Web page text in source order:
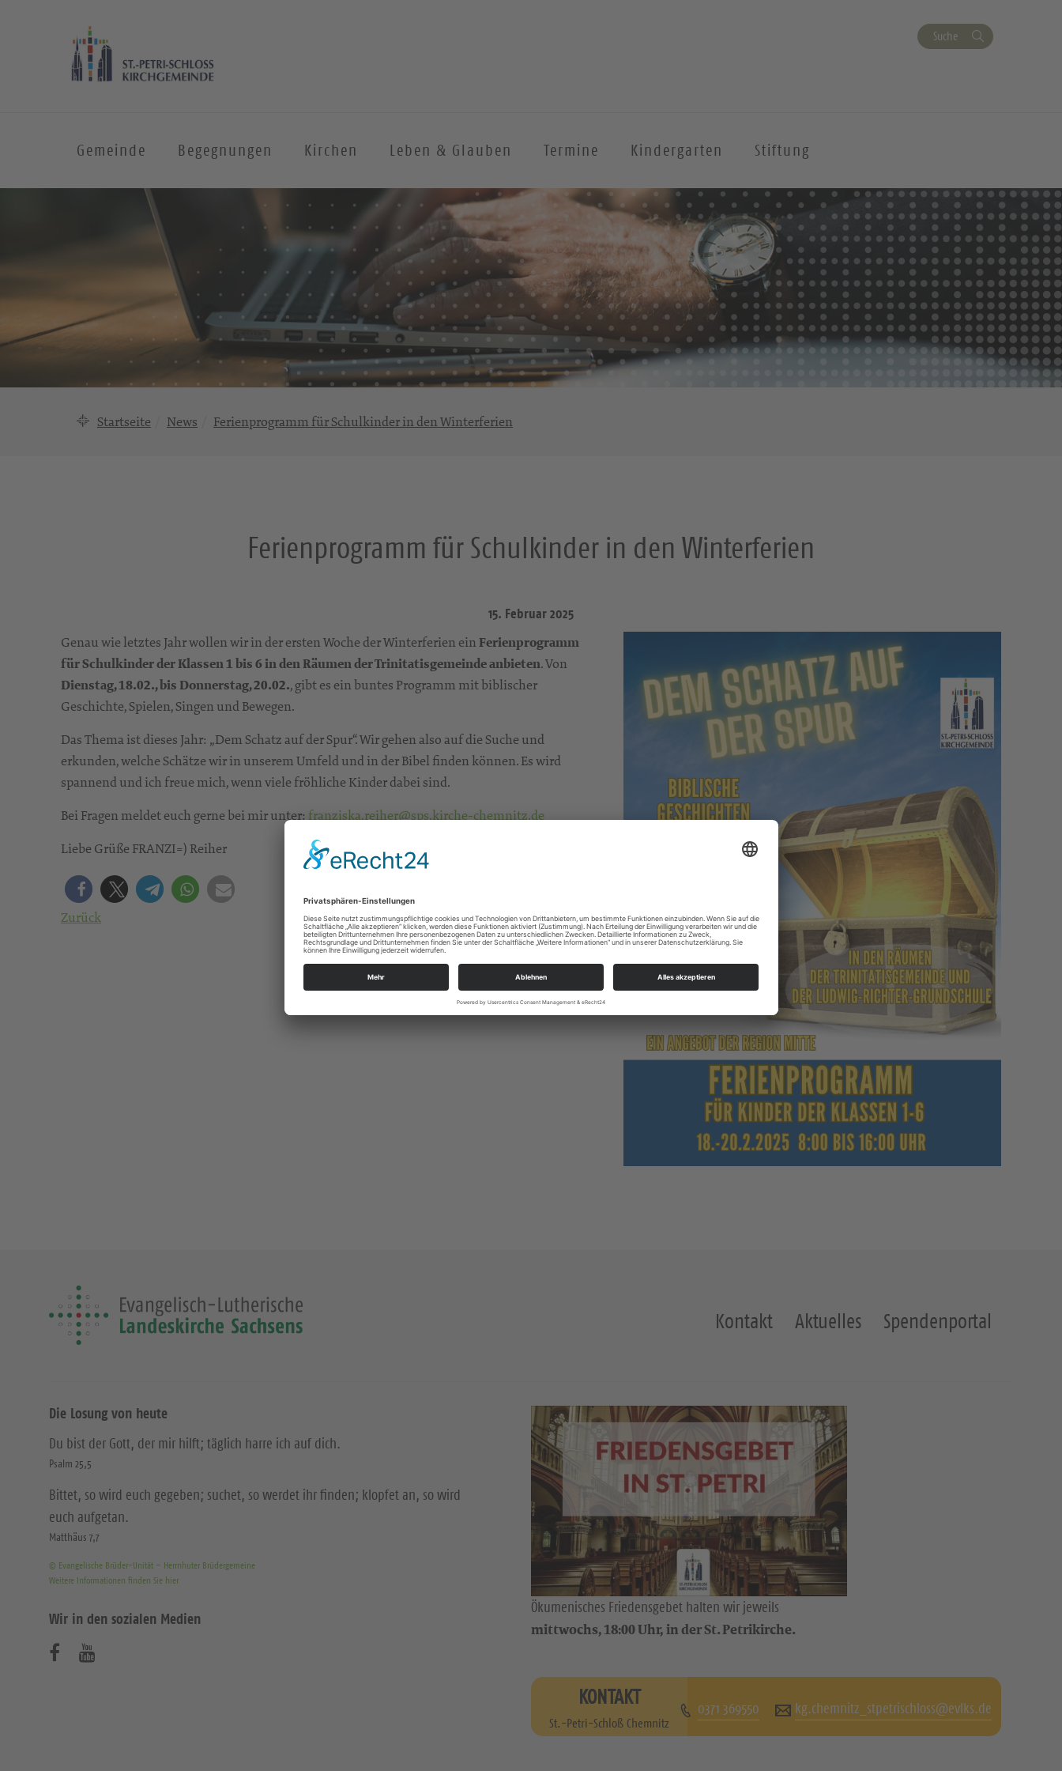
Suche
Gemeinde Begegnungen Kirchen Leben & Glauben Termine Kindergarten Stiftung
Startseite News Ferienprogramm für Schulkinder in den Winterferien
Ferienprogramm für Schulkinder in den Winterferien
15. Februar 2025
Genau wie letztes Jahr wollen wir in der ersten Woche der Winterferien einFerienprogramm
für Schulkinder der Klassen 1 bis 6 in den Räumen der Trinitatisgemeinde anbieten. Von
Dienstag, 18.02., bis Donnerstag, 20.02., gibt es ein buntes Programm mit biblischer
Geschichte, Spielen, Singen und Bewegen.
Das Thema ist dieses Jahr: „Dem Schatz auf der Spur“. Wir gehen also auf die Suche und
erkunden, welche Schätze wir in unserem Umfeld und in der Bibel finden können. Es wird
spannend und ich freue mich, wenn viele fröhliche Kinder dabei sind.
Bei Fragen meldet euch gerne bei mir unter: franziska.reiher@sps.kirche-chemnitz.de
Liebe Grüße FRANZI=) Reiher
Zurück
Kontakt Aktuelles Spendenportal
Die Losung von heute
Du bist der Gott, der mir hilft; täglich harre ich auf dich.
Psalm 25,5
Bittet, so wird euch gegeben; suchet, so werdet ihr finden; klopfet an, so wird
euch aufgetan.
Matthäus 7,7
© Evangelische Brüder-Unität – Herrnhuter Brüdergemeine
Weitere Informationen finden Sie hier
Wir in den sozialen Medien
Ökumenisches Friedensgebet halten wir jeweils
mittwochs, 18:00 Uhr, in der St. Petrikirche.
KONTAKT
St.-Petri-Schloß Chemnitz
0371 369550 kg.chemnitz_stpetrischloss@evlks.de